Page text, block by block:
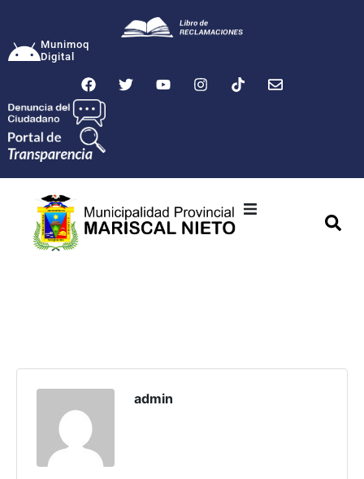
Munimoq
Digital
admin